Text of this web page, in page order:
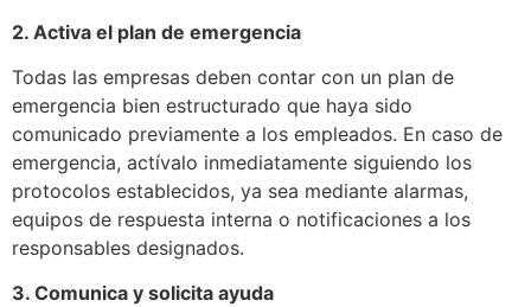
2. Activa el plan de emergencia
Todas las empresas deben contar con un plan de
emergencia bien estructurado que haya sido
comunicado previamente a los empleados. En caso de
emergencia, actívalo inmediatamente siguiendo los
protocolos establecidos, ya sea mediante alarmas,
equipos de respuesta interna o notificaciones a los
responsables designados.
3. Comunica y solicita ayuda